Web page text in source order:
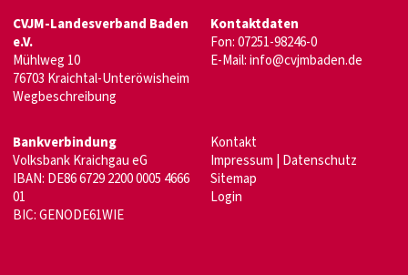
CVJM-Landesverband Baden
e.V.
Mühlweg 10
76703 Kraichtal-Unteröwisheim
Wegbeschreibung
Kontaktdaten
Fon: 07251-98246-0
E-Mail:info@cvjmbaden.de
Bankverbindung
Volksbank Kraichgau eG
IBAN: DE86 6729 2200 0005 4666
01
BIC: GENODE61WIE
Kontakt
Impressum Datenschutz
Sitemap
Login